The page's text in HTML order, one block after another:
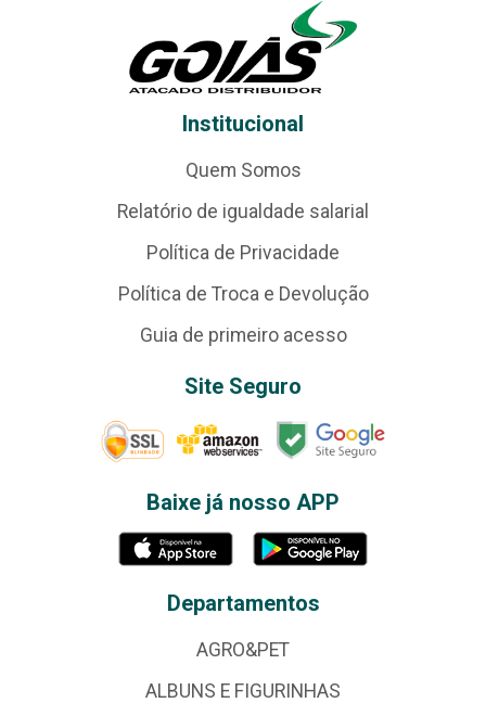
Institucional
Quem Somos
Relatório de igualdade salarial
Política de Privacidade
Política de Troca e Devolução
Guia de primeiro acesso
Site Seguro
Baixe já nosso APP
Departamentos
AGRO&PET
ALBUNS E FIGURINHAS